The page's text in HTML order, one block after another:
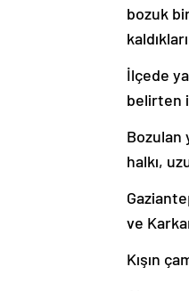
bozuk
İlçede
belirten
Bozulan
halkı,
ve
Kışın